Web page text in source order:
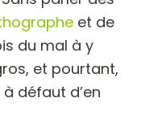
et de
du mal à y
et pourtant,
défaut d’en